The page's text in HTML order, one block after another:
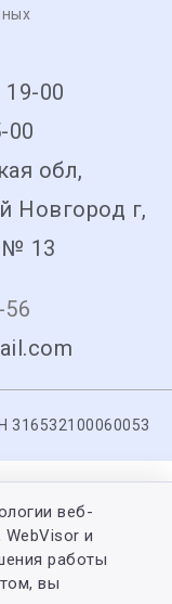
00
00
обл,
Новгород г,
№ 13
316532100060053
веб-
и
работы
вы